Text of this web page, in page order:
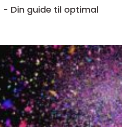
Din guide til optimal